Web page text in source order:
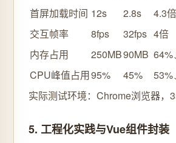
首屏加载时间 12s 2.8s
4.3倍
交互帧率
8fps 32fps 4倍
内存占用
250MB90MB
CPU峰值占用95% 45%
实际测试环境：Chrome浏览器，
5. 工程化实践与Vue组件封装